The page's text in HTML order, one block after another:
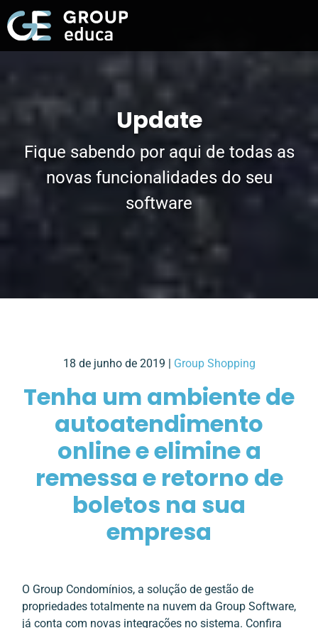
Update
Fique sabendo por aqui de todas as
novas funcionalidades do seu
software
18 de junho de 2019 | Group Shopping
Tenha um ambiente de
autoatendimento
online e elimine a
remessa e retorno de
boletos na sua
empresa
O Group Condomínios, a solução de gestão de
propriedades totalmente na nuvem da Group Software,
já conta com novas integrações no sistema. Confira